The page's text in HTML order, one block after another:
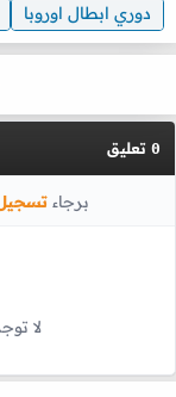
دوري ابطال اوروبا
0 تعليق
برجاء
لا